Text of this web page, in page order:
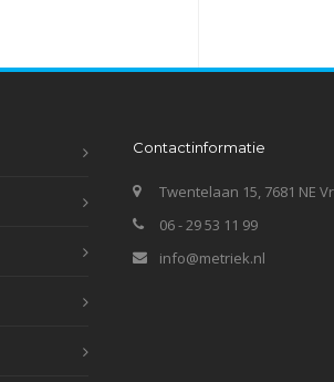
Contactinformatie
Twentelaan 15, 7681 NE
06 - 29 53 11 99
info@metriek.nl